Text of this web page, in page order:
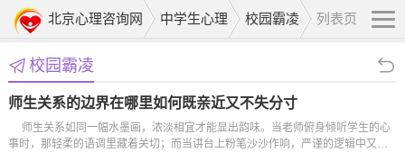
北京心理咨询网 中学生心理 校园霸凌 列表页
校园霸凌
师生关系的边界在哪里如何既亲近又不失分寸
师生关系如同一幅水墨画，浓淡相宜才能显出韵味。当老师俯身倾听学生的心
事时，那轻柔的语调里藏着关切；而当讲台上粉笔沙沙作响，严谨的逻辑中又透